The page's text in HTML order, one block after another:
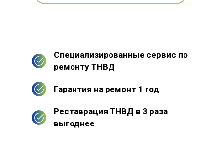
Специализированные сервис по
ремонту ТНВД
Гарантия на ремонт 1 год
Реставрация ТНВД в 3 раза
выгоднее